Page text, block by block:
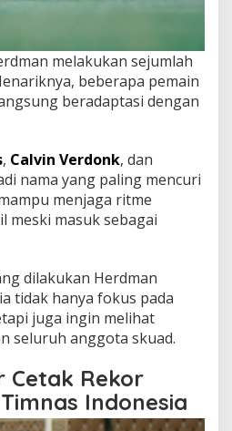
melakukan sejumlah
beberapa pemain
beradaptasi dengan
, Calvin Verdonk, dan
nama yang paling mencuri
menjaga ritme
meski masuk sebagai
dilakukan Herdman
tidak hanya fokus pada
juga ingin melihat
seluruh anggota skuad.
Cetak Rekor
Indonesia